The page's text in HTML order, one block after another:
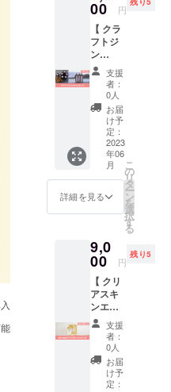
いただ
く予定
です ※
上乗せ
支援も
大歓迎
です！
※ ひと
りで20
口まで
購入す
ること
ができ
ます ※
複数購
入の場
合もお
送りす
セージ
および
参加券
は1つと
させて
いただ
きます
ジェク
トの広
め方と
モチ
ベー
ション
管理）
第二
部｜起
案経験
者とク
ロス
トーク
・ゲス
ト：久
保はる
る
c
Coffee
） ・特
典：南
太平洋
のコー
ヒー付
き ・会
場：
ギャラ
リー&ス
タジオ
4844
クロモ
ジ油
（誘眠･
鎮静･抗
不
安）、
ユーカ
リ葉油
（精神
定）、
オレン
ジ油
（精神
定）、
アオモ
油（鎮
静・誘
眠）、
オニサ
ルビア
油（精
神安
定） ※
独自ブ
レンド
です 〈
香り監
押し寄
せる
波、古
代生物
が残し
た生痕
化石な
どな
ど、た
だ「見
る」だ
けでは
見えな
い景色
られる
一冊に
す。 こ
の写真
集はク
ラウド
ファン
ディン
グ限定
販売し
たもの
なの
で、当
けしま
す。 〈
内容 〉
・オリ
ジナル
ドリッ
プパッ
ク（5
個） ・
オリジ
ナル手
ぬぐい
（1枚）
・お礼
セージ
〈 ド
の食品
表示内
容 〉 名
称：レ
ギュ
ラー
コー
ヒー
（粉）
原材料
名：
コー
利用で
きる入
場券を
10枚綴
りでお
届けし
ます！
〈 内容
〉 ・ひ
みつの
本屋 入
場券
（10枚
綴り）
・お礼
のメッ
にプレ
ゼント
するの
もOKで
す ※
メール
もしく
は郵送
でお届
けしま
す ※ 有
効期
茶づく
り」を
してい
る茶農
家『豊
好園』
とのコ
ラボリ
ターン
です。
2022年
9月の台
風15号
による
豪雨被
害から
ウド
ファン
ディン
グをサ
ポート
しまし
た。 豊
好園自
慢のブ
レンド
茶の
「かぶ
00 円
【 クラ
フトジ
ン
ジャー
シロッ
プ3本
セット
】\\ コラ
ボリ
ターン //
過去に
担当し
た起案
者・鳥
取県岩
美町の
CARAC
AFE』
とのコ
ラボリ
ターン
です。
鳥取県
産品の
日光生
姜とス
パイス
をたっ
支援
者：
0人
お届
け予
定：
2023
年06
月
詳細を見る
こ
の
リ
タ
ー
ン
を
選
択
す
る
9,0
00 円
残り5
【 クリ
アスキ
ンエッ
センス
2本セッ
ト 】\\
コラボ
リター
ン // 過
支援
者：
0人
お届
け予
定：